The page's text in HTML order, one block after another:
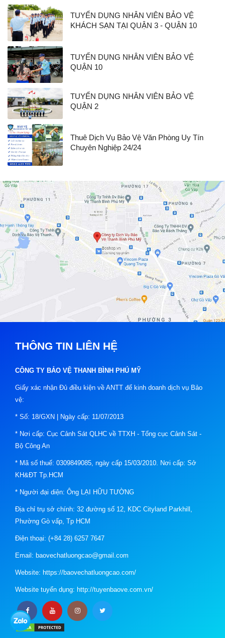
TUYỂN DỤNG NHÂN VIÊN BẢO VỆ
KHÁCH SẠN TẠI QUẬN 3 - QUẬN 10
TUYỂN DỤNG NHÂN VIÊN BẢO VỆ
QUẬN 10
TUYỂN DỤNG NHÂN VIÊN BẢO VỆ
QUẬN 2
Thuê Dịch Vụ Bảo Vệ Văn Phòng Uy Tín
Chuyên Nghiệp 24/24
THÔNG TIN LIÊN HỆ
CÔNG TY BẢO VỆ THANH BÌNH PHÚ MỸ
Giấy xác nhận Đủ điều kiện về ANTT để kinh doanh dịch vụ Bảo
vệ:
* Số: 18/GXN | Ngày cấp: 11/07/2013
* Nơi cấp: Cục Cảnh Sát QLHC về TTXH - Tổng cục Cảnh Sát -
Bộ Công An
* Mã số thuế: 0309849085, ngày cấp 15/03/2010. Nơi cấp: Sở
KH&ĐT Tp.HCM
* Người đại diện: Ông LẠI HỮU TƯỜNG
Địa chỉ trụ sở chính: 32 đường số 12, KDC Cityland Parkhill,
Phường Gò vấp, Tp HCM
Điện thoại: (+84 28) 6257 7647
Email: baovechatluongcao@gmail.com
Website: https://baovechatluongcao.com/
Website tuyển dụng: http://tuyenbaove.com.vn/